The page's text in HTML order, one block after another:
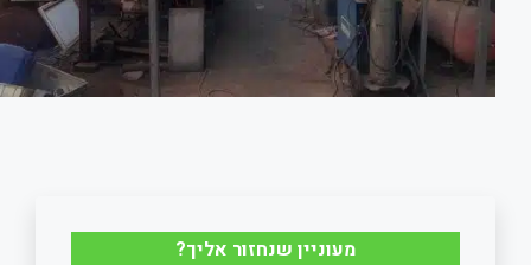
מעוניין שנחזור אליך?